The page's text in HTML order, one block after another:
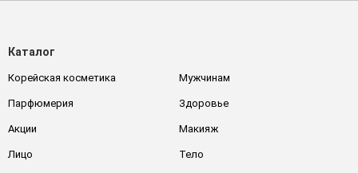
Каталог
Корейская косметика Мужчинам
Парфюмерия Здоровье
Акции Макияж
Лицо Тело